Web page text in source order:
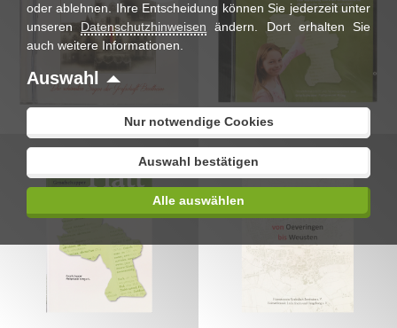
5,00
€
€
oder ablehnen. Ihre Entscheidung können Sie jederzeit unter
unserenDatenschutzhinweisen ändern. Dort erhalten Sie
auch weitere Informationen.
Auswahl
Nur notwendige Cookies
Auswahl bestätigen
Alle auswählen